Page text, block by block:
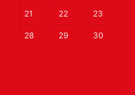
21 22 23
28 29 30